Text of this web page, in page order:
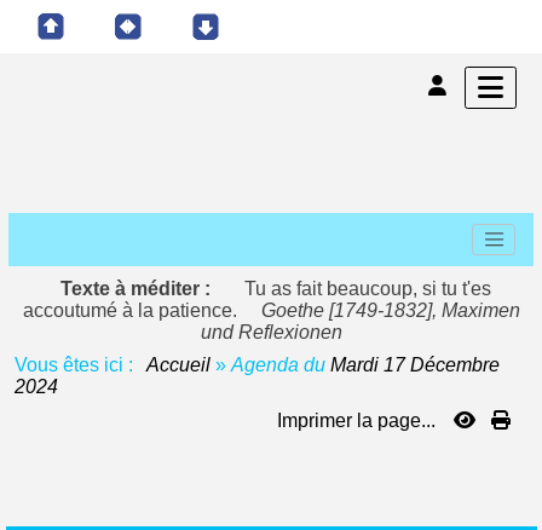
Texte à méditer :
Tu as fait beaucoup, si tu t'es
accoutumé à la patience.
Goethe [1749-1832], Maximen
und Reflexionen
Vous êtes ici :
Accueil » Agenda du Mardi 17 Décembre
2024
Imprimer la page...